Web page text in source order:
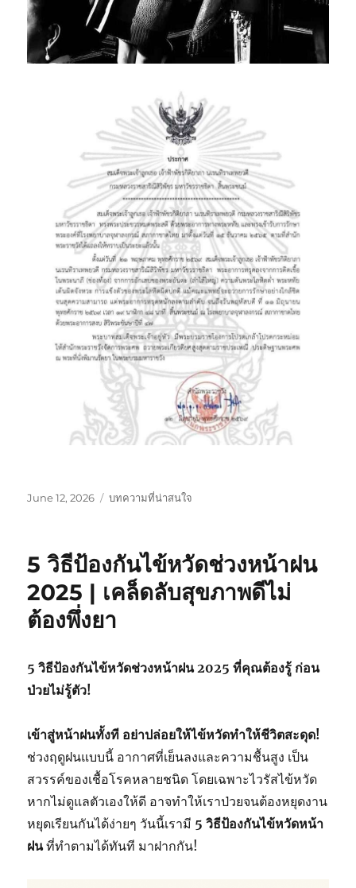
Posted
June 12, 2026 Categories
บทความที่น่าสนใจ
5 วิธีป้องกันไข้หวัดช่วงหน้าฝน
2025 | เคล็ดลับสุขภาพดีไม่
ต้องพึ่งยา
5วิธีป้องกันไข้หวัดช่วงหน้าฝน2025ที่คุณต้องรู้ ก่อน
ป่วยไม่รู้ตัว!
เข้าสู่หน้าฝนทั้งที อย่าปล่อยให้ไข้หวัดทำให้ชีวิตสะดุด!
ช่วงฤดูฝนแบบนี้ อากาศที่เย็นลงและความชื้นสูง เป็น
สวรรค์ของเชื้อโรคหลายชนิดโดยเฉพาะไวรัสไข้หวัด
หากไม่ดูแลตัวเองให้ดี อาจทำให้เราป่วยจนต้องหยุดงาน
หยุดเรียนกันได้ง่ายๆ วันนี้เรามี 5วิธีป้องกันไข้หวัดหน้า
ฝน ที่ทำตามได้ทันที มาฝากกัน!